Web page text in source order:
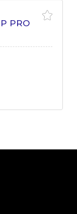
PRO